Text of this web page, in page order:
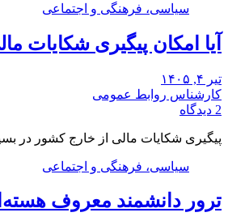
سیاسی، فرهنگی و اجتماعی
آیا امکان پیگیری شکایات
تیر ۴, ۱۴۰۵
کارشناس روابط عمومی
2 دیدگاه
پیگیری شکایات مالی از خارج کشور در
سیاسی، فرهنگی و اجتماعی
ترور دانشمند معروف